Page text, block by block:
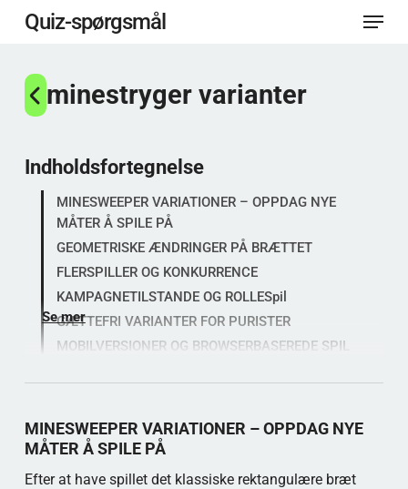
Spring
hovedindhold
Quiz-spørgsmål Menu
minestryger varianter
MINESWEEPER VARIATIONER – OPPDAG NYE
MÅTER Å SPILE PÅ
Efter at have spillet det klassiske rektangulære bræt
Indholdsfortegnelse
MINESWEEPER VARIATIONER – OPPDAG NYE
MÅTER Å SPILE PÅ
GEOMETRISKE ÆNDRINGER PÅ BRÆTTET
FLERSPILLER OG KONKURRENCE
KAMPAGNETILSTANDE OG ROLLESpil
GÆTTEFRI VARIANTER FOR PURISTER
MOBILVERSIONER OG BROWSERBASEREDE SPIL
Findes der varianter, hvor man ikke kan tabe
ved første klik?
Se mer